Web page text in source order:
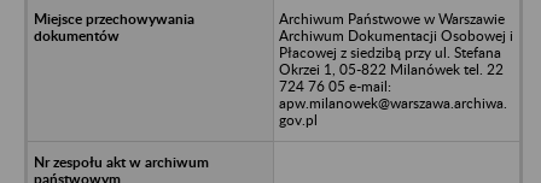
Archiwum Państwowe w Warszawie
Archiwum Dokumentacji Osobowej i
Płacowej z siedzibą przy ul. Stefana
Okrzei 1, 05-822 Milanówek tel. 22
724 76 05 e-mail:
apw.milanowek@warszawa.archiwa.
gov.pl